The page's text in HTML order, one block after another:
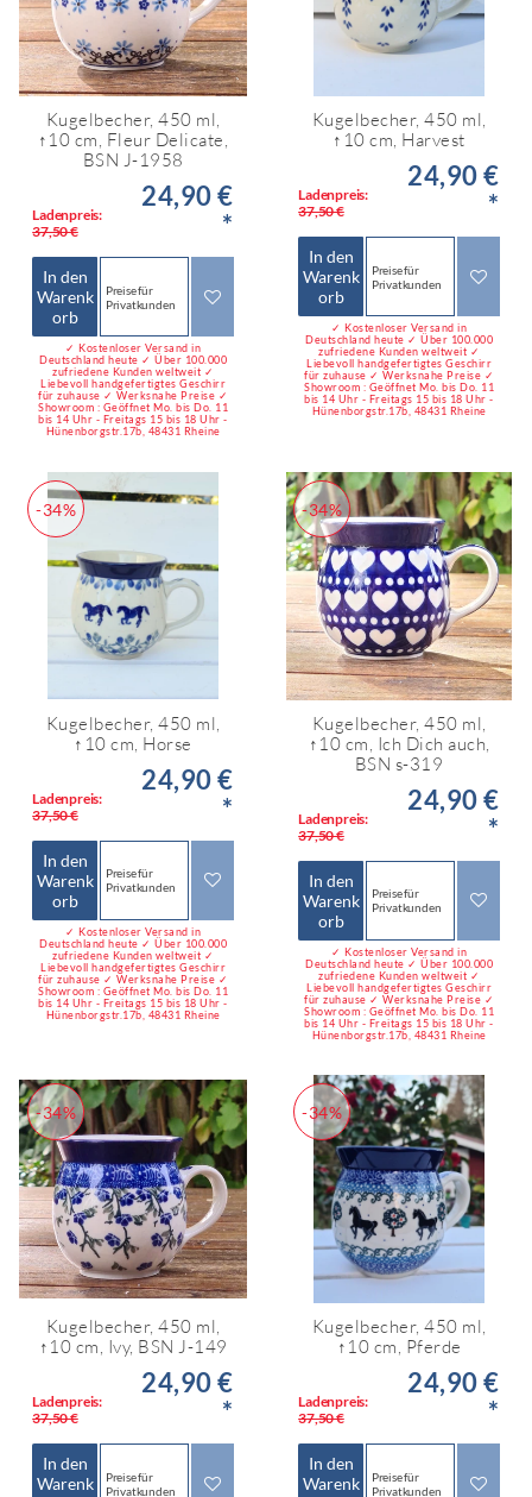
Kugelbecher, 450 ml,
↑10 cm, Fleur Delicate,
BSN J-1958
Ladenpreis:
37,50 €
24,90 €
*
In den
Warenk
orb
Preise für
Privatkunden
✓ Kostenloser Versand in
Deutschland heute ✓ Über 100.000
zufriedene Kunden weltweit ✓
Liebevoll handgefertigtes Geschirr
für zuhause ✓ Werksnahe Preise ✓
Showroom : Geöffnet Mo. bis Do. 11
bis 14 Uhr - Freitags 15 bis 18 Uhr -
Hünenborgstr.17b, 48431 Rheine
Kugelbecher, 450 ml,
↑10 cm, Harvest
Ladenpreis:
37,50 €
24,90 €
*
In den
Warenk
orb
Preise für
Privatkunden
✓ Kostenloser Versand in
Deutschland heute ✓ Über 100.000
zufriedene Kunden weltweit ✓
Liebevoll handgefertigtes Geschirr
für zuhause ✓ Werksnahe Preise ✓
Showroom : Geöffnet Mo. bis Do. 11
bis 14 Uhr - Freitags 15 bis 18 Uhr -
Hünenborgstr.17b, 48431 Rheine
-34%
Kugelbecher, 450 ml,
↑10 cm, Horse
Ladenpreis:
37,50 €
24,90 €
*
In den
Warenk
orb
Preise für
Privatkunden
✓ Kostenloser Versand in
Deutschland heute ✓ Über 100.000
zufriedene Kunden weltweit ✓
Liebevoll handgefertigtes Geschirr
für zuhause ✓ Werksnahe Preise ✓
Showroom : Geöffnet Mo. bis Do. 11
bis 14 Uhr - Freitags 15 bis 18 Uhr -
Hünenborgstr.17b, 48431 Rheine
-34%
Kugelbecher, 450 ml,
↑10 cm, Ich Dich auch,
BSN s-319
Ladenpreis:
37,50 €
24,90 €
*
In den
Warenk
orb
Preise für
Privatkunden
✓ Kostenloser Versand in
Deutschland heute ✓ Über 100.000
zufriedene Kunden weltweit ✓
Liebevoll handgefertigtes Geschirr
für zuhause ✓ Werksnahe Preise ✓
Showroom : Geöffnet Mo. bis Do. 11
bis 14 Uhr - Freitags 15 bis 18 Uhr -
Hünenborgstr.17b, 48431 Rheine
-34%
Kugelbecher, 450 ml,
↑10 cm, Ivy, BSN J-149
Ladenpreis:
37,50 €
24,90 €
*
In den
Warenk
Preise für
Privatkunden
-34%
Kugelbecher, 450 ml,
↑10 cm, Pferde
Ladenpreis:
37,50 €
24,90 €
*
In den
Warenk
Preise für
Privatkunden